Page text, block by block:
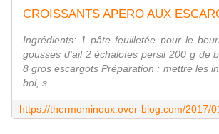
Ingrédients: 1 pâte feuilletée pour le
gousses d'ail 2 échalotes persil 200 g de
8 gros escargots Préparation : mettre les
bol, s...